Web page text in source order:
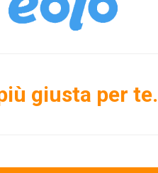
giusta per te.